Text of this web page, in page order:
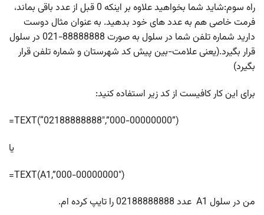
راه سوم:شاید شما بخواهید علاوه بر اینکه 0 قبل از عدد باقی بماند،
فرمت خاصی هم به عدد های خود بدهید. به عنوان مثال دوست
دارید شماره تلفن شما در سلول به صورت 88888888-021 در سلول
قرار بگیرد.(یعنی علامت-بین پیش کد شهرستان و شماره تلفن قرار
بگیرد)
برای این کار کافیست از کد زیر استفاده کنید:
=TEXT(“02188888888″,”000-00000000”)
یا
=TEXT(A1,”000-00000000″)
من در سلول A1 عدد 02188888888 را تایپ کرده ام.